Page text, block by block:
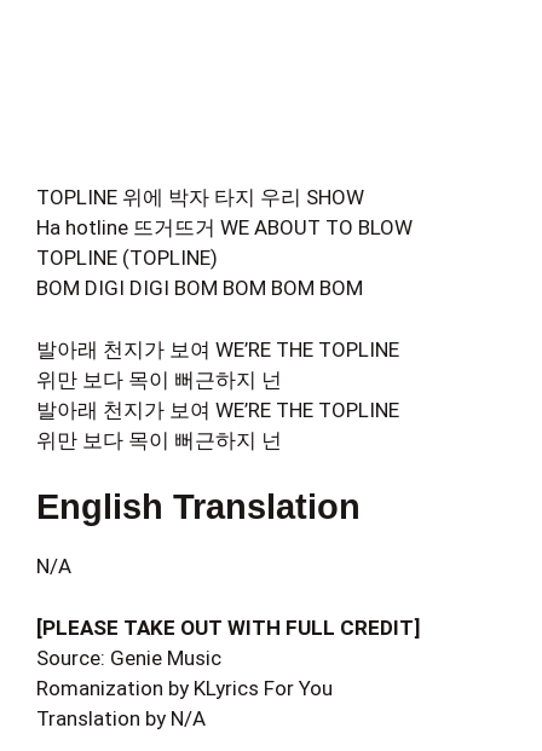
TOPLINE 위에 박자 타지 우리 SHOW
Ha hotline 뜨거뜨거 WE ABOUT TO BLOW
TOPLINE (TOPLINE)
BOM DIGI DIGI BOM BOM BOM BOM
발아래 천지가 보여 WE’RE THE TOPLINE
위만 보다 목이 뻐근하지 넌
발아래 천지가 보여 WE’RE THE TOPLINE
위만 보다 목이 뻐근하지 넌
English Translation
N/A
[PLEASE TAKE OUT WITH FULL CREDIT]
Source: Genie Music
Romanization by KLyrics For You
Translation by N/A